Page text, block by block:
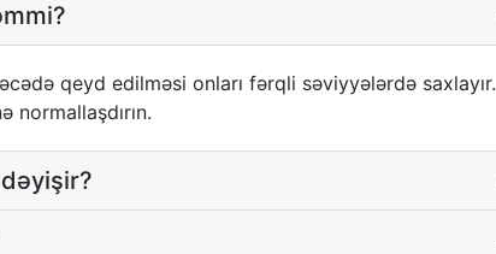
qeyd edilməsi onları fərqli səviyyələrdə saxlayır.
normallaşdırın.